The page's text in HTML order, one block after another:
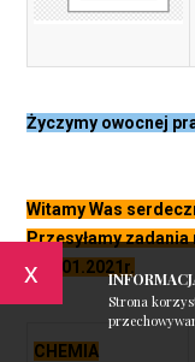
x
Strona
Życzymy owocnej
Witamy Was
Przesyłamy
- 22.01.2021r.
CHEMIA